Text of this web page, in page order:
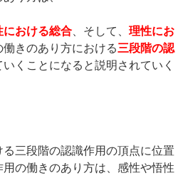
における総合 、そして、理性にお
きのあり方における三段階の認
くことになると説明されていく
三段階の認識作用の頂点に位置
用の働きのあり方は、感性や悟性